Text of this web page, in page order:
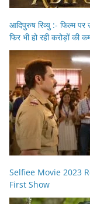
आदिपुरुष रिव्यु :- फिल्म
फिर भी हो रही करोड़ों की
Selfiee Movie 2023
First Show